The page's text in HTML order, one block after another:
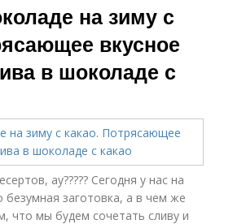
на зиму с
вкусное
в шоколаде с
ау????? Сегодня у нас на
безумная заготовка, а в чем же
что мы будем сочетать сливу и